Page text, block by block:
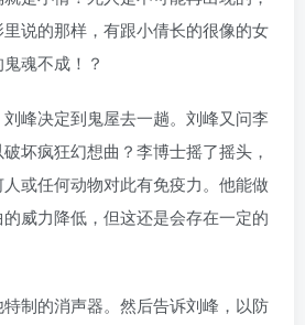
说的那样，有跟小倩长的很像的女
魂不成！？
峰决定到鬼屋去一趟。刘峰又问李
坏疯狂幻想曲？李博士摇了摇头，
或任何动物对此有免疫力。他能做
威力降低，但这还是会存在一定的
制的消声器。然后告诉刘峰，以防